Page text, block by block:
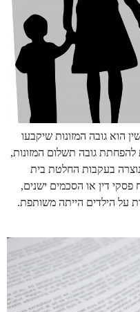
הוא גובה המזונות שיקבעו
להפחתת גובה תשלום המזונות,
בעקבות החלטת בית
דין או הסכמים ישנים,
על הילדים הייתה משותפת.